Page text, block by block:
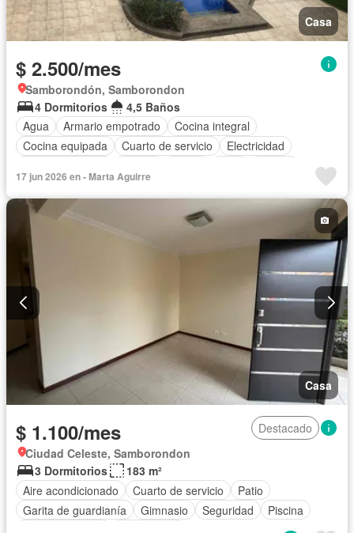
Casa
$ 2.500/mes
Samborondón, Samborondon
4 Dormitorios
4,5 Baños
Agua
Armario empotrado
Cocina integral
Cocina equipada
Cuarto de servicio
Electricidad
Terraza
Vista panorámica
17 jun 2026 en - Marta Aguirre
Casa
$ 1.100/mes
Destacado
Ciudad Celeste, Samborondon
3 Dormitorios
183 m²
Aire acondicionado
Cuarto de servicio
Patio
Garita de guardianía
Gimnasio Seguridad
Piscina